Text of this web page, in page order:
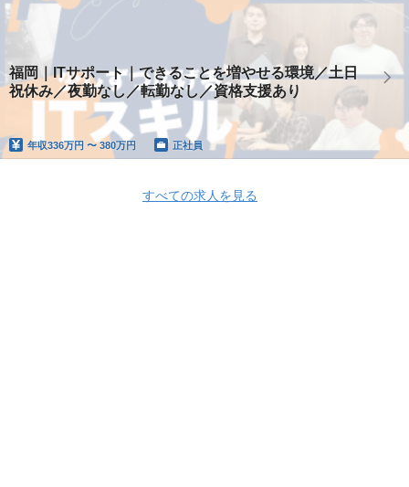
福岡｜ITサポート｜できることを増やせる環境／土日
祝休み／夜勤なし／転勤なし／資格支援あり
年収336万円 〜 380万円 正社員
すべての求人を見る